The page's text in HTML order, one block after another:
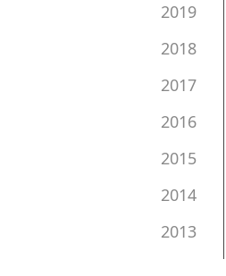
2019
2018
2017
2016
2015
2014
2013